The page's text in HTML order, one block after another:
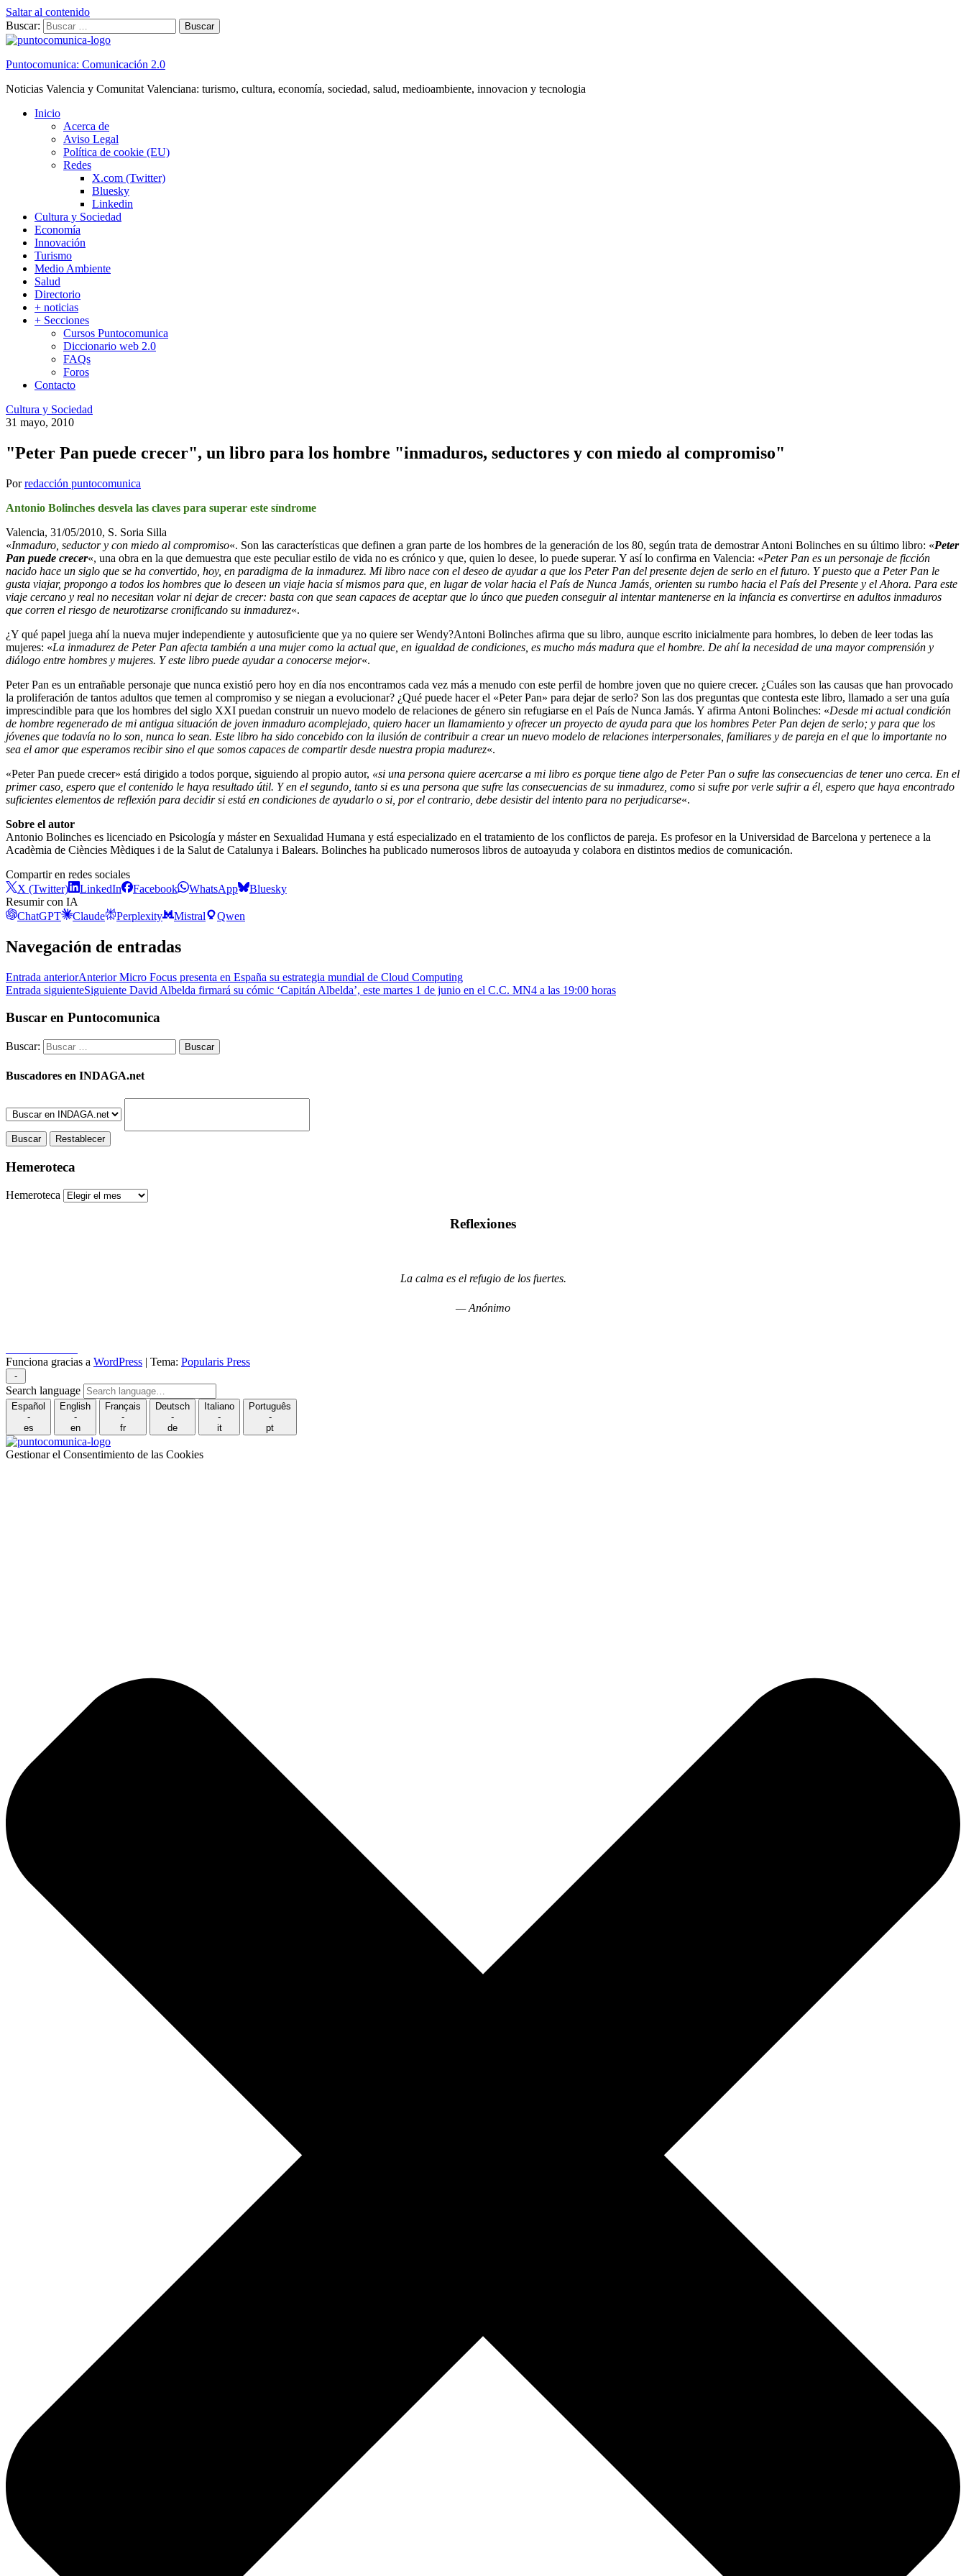
Saltar al contenido
Buscar:
Puntocomunica: Comunicación 2.0
Noticias Valencia y Comunitat Valenciana: turismo, cultura, economía, sociedad, salud, medioambiente, innovacion y tecnologia
Inicio
Acerca de
Aviso Legal
Política de cookie (EU)
Redes
X.com (Twitter)
Bluesky
Linkedin
Cultura y Sociedad
Economía
Innovación
Turismo
Medio Ambiente
Salud
Directorio
+ noticias
+ Secciones
Cursos Puntocomunica
Diccionario web 2.0
FAQs
Foros
Contacto
Cultura y Sociedad
31 mayo, 2010
"Peter Pan puede crecer", un libro para los hombre "inmaduros, seductores y con miedo al compromiso"
Por redacción puntocomunica
Antonio Bolinches desvela las claves para superar este síndrome
Valencia, 31/05/2010, S. Soria Silla
«Inmaduro, seductor y con miedo al compromiso«. Son las características que definen a gran parte de los hombres de la generación de los 80, según trata de demostrar Antoni Bolinches en su último libro: «Peter
Pan puede crecer«, una obra en la que demuestra que este peculiar estilo de vida no es crónico y que, quien lo desee, lo puede superar. Y así lo confirma en Valencia: «Peter Pan es un personaje de ficción
nacido hace un siglo que se ha convertido, hoy, en paradigma de la inmadurez. Mi libro nace con el deseo de ayudar a que los Peter Pan del presente dejen de serlo en el futuro. Y puesto que a Peter Pan le
gusta viajar, propongo a todos los hombres que lo deseen un viaje hacia sí mismos para que, en lugar de volar hacia el País de Nunca Jamás, orienten su rumbo hacia el País del Presente y el Ahora. Para este
viaje cercano y real no necesitan volar ni dejar de crecer: basta con que sean capaces de aceptar que lo únco que pueden conseguir al intentar mantenerse en la infancia es convertirse en adultos inmaduros
que corren el riesgo de neurotizarse cronificando su inmadurez«.
¿Y qué papel juega ahí la nueva mujer independiente y autosuficiente que ya no quiere ser Wendy?Antoni Bolinches afirma que su libro, aunque escrito inicialmente para hombres, lo deben de leer todas las
mujeres: «La inmadurez de Peter Pan afecta también a una mujer como la actual que, en igualdad de condiciones, es mucho más madura que el hombre. De ahí la necesidad de una mayor comprensión y
diálogo entre hombres y mujeres. Y este libro puede ayudar a conocerse mejor«.
Peter Pan es un entrañable personaje que nunca existió pero hoy en día nos encontramos cada vez más a menudo con este perfil de hombre joven que no quiere crecer. ¿Cuáles son las causas que han provocado
la proliferación de tantos adultos que temen al compromiso y se niegan a evolucionar? ¿Qué puede hacer el «Peter Pan» para dejar de serlo? Son las dos preguntas que contesta este libro, llamado a ser una guía
imprescindible para que los hombres del siglo XXI puedan construir un nuevo modelo de relaciones de género sin refugiarse en el País de Nunca Jamás. Y afirma Antoni Bolinches: «Desde mi actual condición
de hombre regenerado de mi antigua situación de joven inmaduro acomplejado, quiero hacer un llamamiento y ofrecer un proyecto de ayuda para que los hombres Peter Pan dejen de serlo; y para que los
jóvenes que todavía no lo son, nunca lo sean. Este libro ha sido concebido con la ilusión de contribuir a crear un nuevo modelo de relaciones interpersonales, familiares y de pareja en el que lo importante no
sea el amor que esperamos recibir sino el que somos capaces de compartir desde nuestra propia madurez«.
«Peter Pan puede crecer» está dirigido a todos porque, siguiendo al propio autor, «si una persona quiere acercarse a mi libro es porque tiene algo de Peter Pan o sufre las consecuencias de tener uno cerca. En el
primer caso, espero que el contenido le haya resultado útil. Y en el segundo, tanto si es una persona que sufre las consecuencias de su inmadurez, como si sufre por verle sufrir a él, espero que haya encontrado
suficientes elementos de reflexión para decidir si está en condiciones de ayudarlo o si, por el contrario, debe desistir del intento para no perjudicarse«.
Sobre el autor
Antonio Bolinches es licenciado en Psicología y máster en Sexualidad Humana y está especializado en el tratamiento de los conflictos de pareja. Es profesor en la Universidad de Barcelona y pertenece a la
Acadèmia de Ciències Mèdiques i de la Salut de Catalunya i Balears. Bolinches ha publicado numerosos libros de autoayuda y colabora en distintos medios de comunicación.
Compartir en redes sociales
X (Twitter)
LinkedIn Facebook WhatsApp
Bluesky
Resumir con IA
ChatGPT
Claude Perplexity Mistral Qwen
Navegación de entradas
Entrada anteriorAnterior Micro Focus presenta en España su estrategia mundial de Cloud Computing
Entrada siguienteSiguiente David Albelda firmará su cómic ‘Capitán Albelda’, este martes 1 de junio en el C.C. MN4 a las 19:00 horas
Buscar en Puntocomunica
Buscar:
Buscadores en INDAGA.net
Hemeroteca
Hemeroteca
Reflexiones
La calma es el refugio de los fuertes.
— Anónimo
Funciona gracias a WordPress | Tema: Popularis Press
-
Search language
Español
-
es
English
-
en
Français
-
fr
Deutsch
-
de
Italiano
-
it
Português
-
pt
Gestionar el Consentimiento de las Cookies